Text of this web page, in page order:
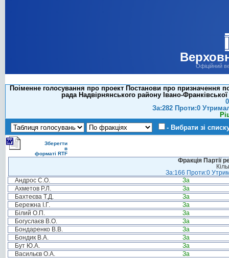
Офіційний
Поіменне голосування про проект Постанови про призначення
рада Надвірнянського району Івано-
За:282 Проти:0
- Вибрати зі
Зберегти
в
форматі RTF
Фракція Партії
За:166 Проти:0
Андрос С.О.
За
Ахметов Р.Л.
За
Бахтеєва Т.Д.
За
Бережна І.Г.
За
Білий О.П.
За
Богуслаєв В.О.
За
Бондаренко В.В.
За
Бондик В.А.
За
Бут Ю.А.
За
Васильєв О.А.
За